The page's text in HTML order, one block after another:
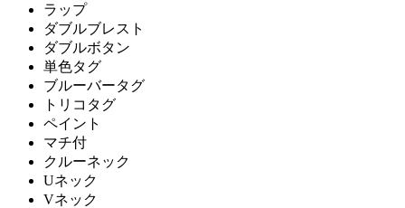
ラップ
ダブルブレスト
ダブルボタン
単色タグ
ブルーバータグ
トリコタグ
ペイント
マチ付
クルーネック
Uネック
Vネック